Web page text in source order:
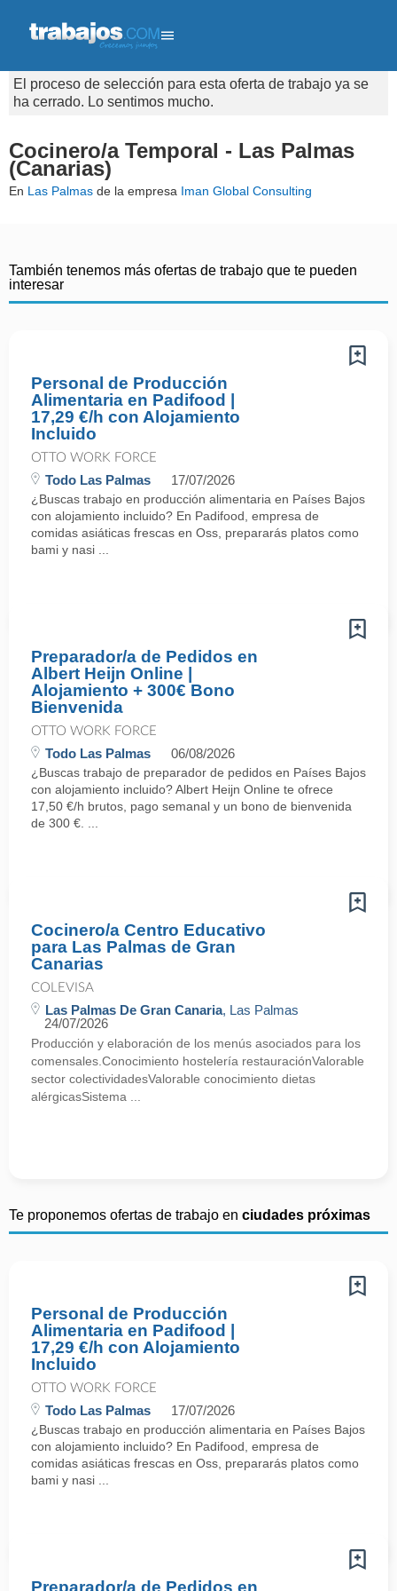
El proceso de selección para esta oferta de trabajo ya se
ha cerrado. Lo sentimos mucho.
Cocinero/a Temporal - Las Palmas
(Canarias)
En Las Palmas de la empresa Iman Global Consulting
También tenemos más ofertas de trabajo que te pueden
interesar
Personal de Producción
Alimentaria en Padifood |
17,29 €/h con Alojamiento
Incluido
OTTO WORK FORCE
Todo Las Palmas 17/07/2026
¿Buscas trabajo en producción alimentaria en Países Bajos
con alojamiento incluido? En Padifood, empresa de
comidas asiáticas frescas en Oss, prepararás platos como
bami y nasi ...
Preparador/a de Pedidos en
Albert Heijn Online |
Alojamiento + 300€ Bono
Bienvenida
OTTO WORK FORCE
Todo Las Palmas 06/08/2026
¿Buscas trabajo de preparador de pedidos en Países Bajos
con alojamiento incluido? Albert Heijn Online te ofrece
17,50 €/h brutos, pago semanal y un bono de bienvenida
de 300 €. ...
Cocinero/a Centro Educativo
para Las Palmas de Gran
Canarias
COLEVISA
Las Palmas De Gran Canaria, Las Palmas
24/07/2026
Producción y elaboración de los menús asociados para los
comensales.Conocimiento hostelería restauraciónValorable
sector colectividadesValorable conocimiento dietas
alérgicasSistema ...
Te proponemos ofertas de trabajo en ciudades próximas
Personal de Producción
Alimentaria en Padifood |
17,29 €/h con Alojamiento
Incluido
OTTO WORK FORCE
Todo Las Palmas 17/07/2026
¿Buscas trabajo en producción alimentaria en Países Bajos
con alojamiento incluido? En Padifood, empresa de
comidas asiáticas frescas en Oss, prepararás platos como
bami y nasi ...
Preparador/a de Pedidos en